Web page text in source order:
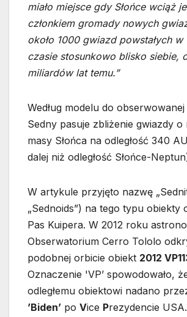
miało miejsce gdy Słońce wciąż
członkiem gromady nowych
około 1000 gwiazd powstałych w
czasie stosunkowo blisko siebie,
miliardów lat temu.”
Według modelu do
Sedny pasuje zbliżenie gwiazdy o
masy Słońca na odległość 340
dalej niż odległość Słońce-
W artykule przyjęto nazwę
„Sednoids”) na tego typu obiekty
Pas Kuipera. W 2012 roku
Obserwatorium Cerro Tololo
podobnej orbicie obiekt 2012
Oznaczenie 'VP’ spowodowało,
odległemu obiektowi nadano
’Biden’ po Vice Prezydencie